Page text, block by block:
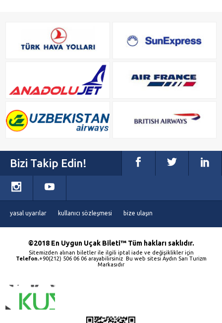
Bizi Takip Edin!
yasal uyarılar kullanıcı sözleşmesi bize ulaşın
©2018 En Uygun Uçak Bileti™ Tüm hakları saklıdır.
Sitemizden alınan biletler ile ilgili iptal iade ve değişiklikler için
Telefon.+90(212) 506 06 06 arayabilirsiniz Bu web sitesi Aydın Sarı Turizm
Markasıdır